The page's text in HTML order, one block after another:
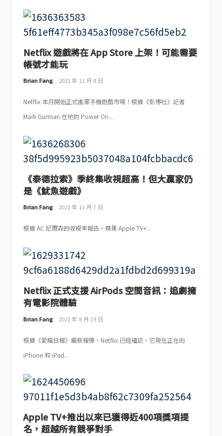
Netflix 遊戲將在 App Store 上架！可能需要
帳號才能玩
Brian Fang 2021 年 11 月 8 日
Netflix 本月開始正式進軍手機遊戲市場！根據《彭博社》記者
Mark Gurman 在他的 Power On...
《泰德拉索》季終集收視超高！但大贏家仍
是《魷魚遊戲》
Brian Fang 2021 年 11 月 7 日
根據 AC 尼爾森的收視率報告，蘋果 Apple TV+...
Netflix 正式支援 AirPods 空間音訊：追劇擁
有電影院體驗
Brian Fang 2021 年 8 月 19 日
根據《愛瘋日報》最新報導，Netflix 已經確認，它現在正在向
iPhone 和 iPad...
Apple TV+推出以來已獲得近400項獎項提
名，超越所有競爭對手